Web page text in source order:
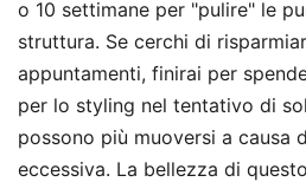
o 10 settimane per "pulire" le
struttura. Se cerchi di
appuntamenti, finirai per
per lo styling nel tentativo di
possono più muoversi a causa
eccessiva. La bellezza di